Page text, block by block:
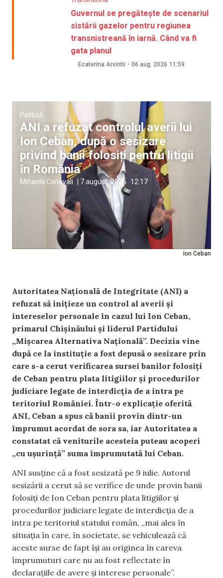
Guvernul se pregătește de scenariul
sistării gazelor pentru regiunea
transnistreană în iarnă. Când va fi
gata planul
Ecaterina Arvintii - 06 aug. 2026 11:59
Ion Ceban
Politică
ANI a refuzat controlul averii lui
Ion Ceban, după o sesizare
privind banii folosiți pentru litigii
în România
Mihaela Conovali | 7 august, 2026 12:17
Autoritatea Națională de Integritate (ANI) a
refuzat să inițieze un control al averii și
intereselor personale în cazul lui Ion Ceban,
primarul Chișinăului și liderul Partidului
„Mişcarea Alternativa Naţională”. Decizia vine
după ce la instituție a fost depusă o sesizare prin
care s-a cerut verificarea sursei banilor folosiți
de Ceban pentru plata litigiilor și procedurilor
judiciare legate de interdicția de a intra pe
teritoriul României. Într-o explicație oferită
ANI, Ceban a spus că banii provin dintr-un
împrumut acordat de sora sa, iar Autoritatea a
constatat că veniturile acesteia puteau acoperi
„cu ușurință” suma împrumutată lui Ceban.
ANI susține că a fost sesizată pe 9 iulie. Autorul
sesizării a cerut să se verifice de unde provin banii
folosiți de Ion Ceban pentru plata litigiilor și
procedurilor judiciare legate de interdicția de a
intra pe teritoriul statului român, „mai ales în
situația în care, în societate, se vehiculează că
aceste surse de fapt își au originea în careva
împrumuturi care nu au fost reflectate în
declarațiile de avere și interese personale”.